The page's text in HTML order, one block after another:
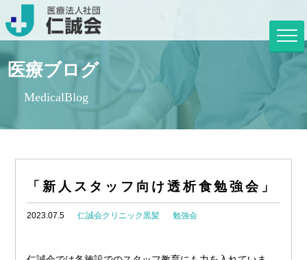
医療ブログ
MedicalBlog
「新人スタッフ向け透析食勉強会」
2023.07.5 仁誠会クリニック黒髪 勉強会